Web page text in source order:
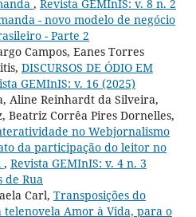
, Revista GEMInIS: v. 8 n. 2
- novo modelo de negócio
- Parte 2
Campos, Eanes Torres
DISCURSOS DE ÓDIO EM
GEMInIS: v. 16 (2025)
Aline Reinhardt da Silveira,
Beatriz Corrêa Pires Dornelles,
no Webjornalismo
da participação do leitor no
, Revista GEMInIS: v. 4 n. 3
de Rua
Carl, Transposições do
telenovela Amor à Vida, para o